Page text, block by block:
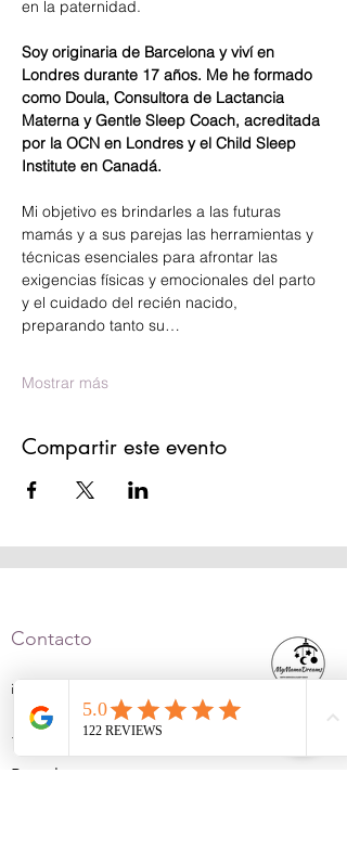
en la paternidad.
Soy originaria de Barcelona y viví en
Londres durante 17 años. Me he formado
como Doula, Consultora de Lactancia
Materna y Gentle Sleep Coach, acreditada
por la OCN en Londres y el Child Sleep
Institute en Canadá.
Mi objetivo es brindarles a las futuras
mamás y a sus parejas las herramientas y
técnicas esenciales para afrontar las
exigencias físicas y emocionales del parto
y el cuidado del recién nacido,
preparando tanto su…
Mostrar más
Compartir este evento
Contacto
info@mymamadreams.com
+34 675 29 8885
Barcelona